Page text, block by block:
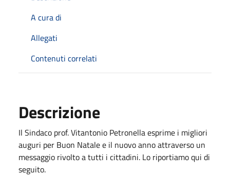
A cura di
Allegati
Contenuti correlati
Descrizione
Il Sindaco prof. Vitantonio Petronella esprime i migliori
auguri per Buon Natale e il nuovo anno attraverso un
messaggio rivolto a tutti i cittadini. Lo riportiamo qui di
seguito.